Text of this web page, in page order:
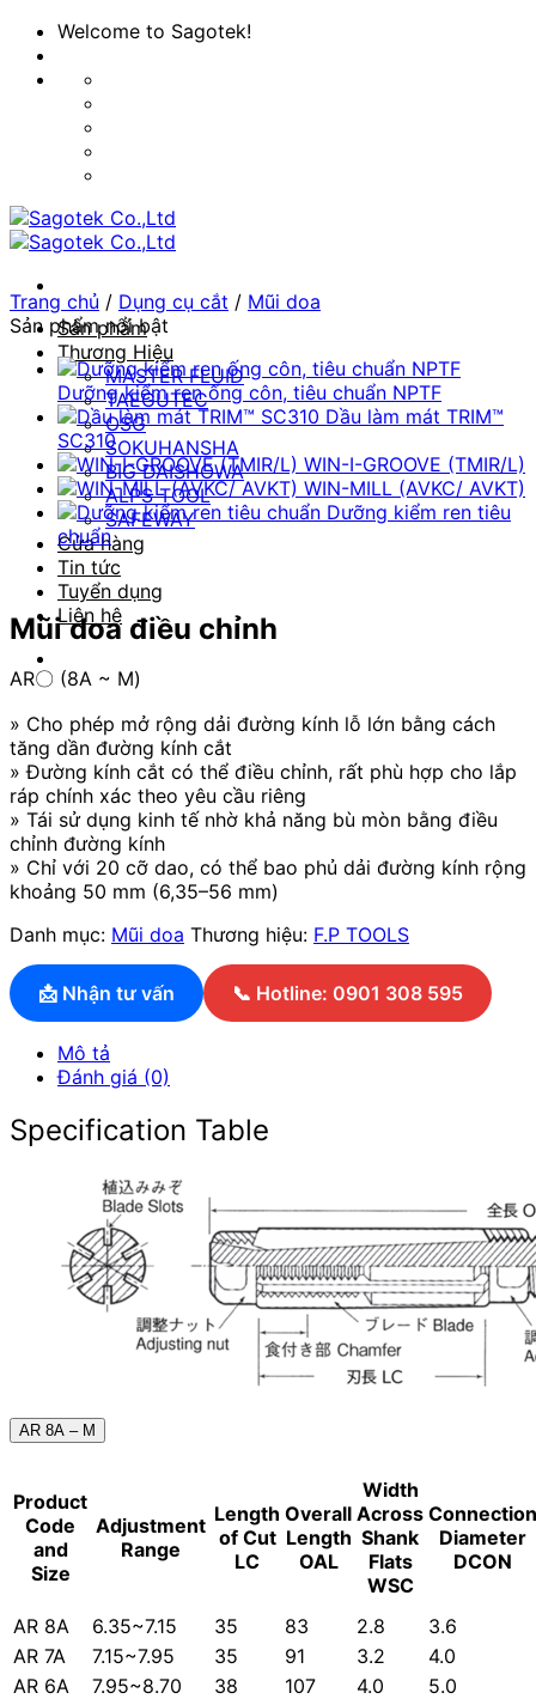
qua
Welcome to Sagotek!
Sản phẩm
Thương Hiệu
MASTER FLUID
TAEGUTEC
OSG
SOKUHANSHA
BIG DAISHOWA
ALPS TOOL
SAFEWAY
Cửa hàng
Tin tức
Tuyển dụng
Liên hệ
Trang chủ / Dụng cụ cắt / Mũi doa
Sản phẩm nổi bật
Dưỡng kiểm ren ống côn, tiêu chuẩn NPTF
Dầu làm mát TRIM™
SC310
WIN-I-GROOVE (TMIR/L)
WIN-MILL (AVKC/ AVKT)
Dưỡng kiểm ren tiêu
chuẩn
Mũi doa điều chỉnh
AR〇 (8A ~ M)
» Cho phép mở rộng dải đường kính lỗ lớn bằng cách
tăng dần đường kính cắt
» Đường kính cắt có thể điều chỉnh, rất phù hợp cho lắp
ráp chính xác theo yêu cầu riêng
» Tái sử dụng kinh tế nhờ khả năng bù mòn bằng điều
chỉnh đường kính
» Chỉ với 20 cỡ dao, có thể bao phủ dải đường kính rộng
khoảng 50 mm (6,35–56 mm)
Danh mục: Mũi doa Thương hiệu: F.P TOOLS
📩 Nhận tư vấn 📞 Hotline: 0901 308 595
Mô tả
Đánh giá (0)
Specification Table
AR 8A – M
Product
Code
and
Size
Adjustment
Range
Length
of Cut
LC
Overall
Length
OAL
Width
Across
Shank
Flats
WSC
Connection
Diameter
DCON
AR 8A 6.35~7.15 35 83 2.8
3.6
AR 7A
7.15~7.95 35 91 3.2
4.0
AR 6A
7.95~8.70 38 107 4.0
5.0